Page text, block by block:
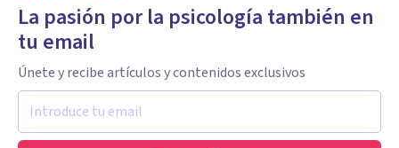
La pasión por la psicología también en
tu email
Únete y recibe artículos y contenidos exclusivos